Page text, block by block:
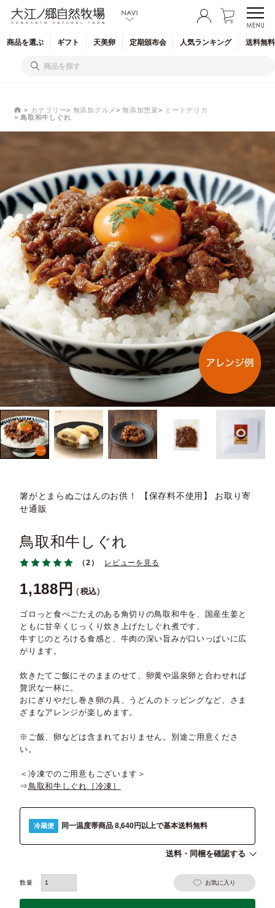
商品を選ぶ ギフト 天美卵 定期頒布会 人気ランキング 送料無
カテゴリー 無添加グルメ 無添加惣菜
ミートデリカ
鳥取和牛しぐれ
箸がとまらぬごはんのお供！ 【保存料不使用】 お取り寄
せ通販
鳥取和牛しぐれ
（2） レビューを見る
1,188 税込
ゴロっと食べごたえのある角切りの鳥取和牛を、国産生姜と
ともに甘辛くじっくり炊き上げたしぐれ煮です。
牛すじのとろける食感と、牛肉の深い旨みが口いっぱいに広
がります。
炊きたてご飯にそのままのせて、卵黄や温泉卵と合わせれば
贅沢な一杯に。
おにぎりやだし巻き卵の具、うどんのトッピングなど、さま
ざまなアレンジが楽しめます。
※ご飯、卵などは含まれておりません。別途ご用意くださ
い。
＜冷凍でのご用意もございます＞
⇒鳥取和牛しぐれ［冷凍］
冷蔵便 同一温度帯商品 8,640円以上で基本送料無料
送料・同梱を確認する
お気に入り